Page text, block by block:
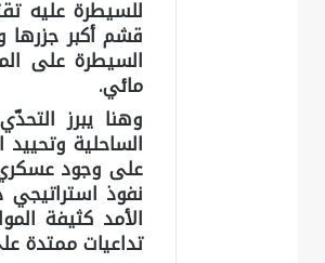
للسيطرة عليه
قشم أكبر جزرها
السيطرة على
مائي.
وهنا يبرز
الساحلية وتحييد
على وجود عسكري
نفوذ
الأمد كثيفة
تداعيات ممتدة